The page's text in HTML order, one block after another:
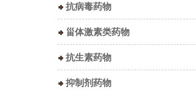
抗病毒药物
甾体激素类药物
抗生素药物
抑制剂药物